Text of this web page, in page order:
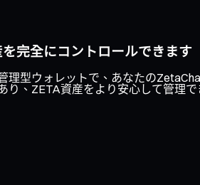
完全にコントロールできます
理型ウォレットで、あなたの
り、ZETA資産をより安心して管理で